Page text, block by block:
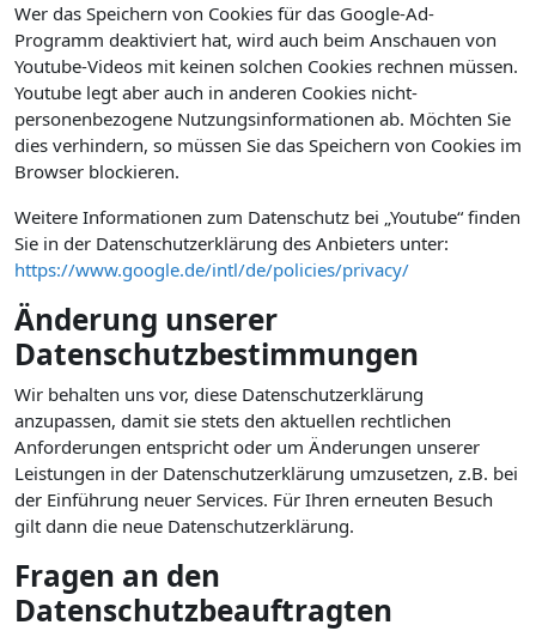
Wer das Speichern von Cookies für das Google-Ad-
Programm deaktiviert hat, wird auch beim Anschauen von
Youtube-Videos mit keinen solchen Cookies rechnen müssen.
Youtube legt aber auch in anderen Cookies nicht-
personenbezogene Nutzungsinformationen ab. Möchten Sie
dies verhindern, so müssen Sie das Speichern von Cookies im
Browser blockieren.
Weitere Informationen zum Datenschutz bei „Youtube“ finden
Sie in der Datenschutzerklärung des Anbieters unter:
https://www.google.de/intl/de/policies/privacy/
Änderung unserer
Datenschutzbestimmungen
Wir behalten uns vor, diese Datenschutzerklärung
anzupassen, damit sie stets den aktuellen rechtlichen
Anforderungen entspricht oder um Änderungen unserer
Leistungen in der Datenschutzerklärung umzusetzen, z.B. bei
der Einführung neuer Services. Für Ihren erneuten Besuch
gilt dann die neue Datenschutzerklärung.
Fragen an den
Datenschutzbeauftragten